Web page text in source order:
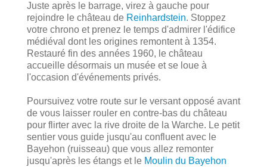
Juste après le barrage, virez à gauche pour
rejoindre le château de Reinhardstein. Stoppez
votre chrono et prenez le temps d'admirer l'édifice
médiéval dont les origines remontent à 1354.
Restauré fin des années 1960, le château
accueille désormais un musée et se loue à
l'occasion d'événements privés.
Poursuivez votre route sur le versant opposé avant
de vous laisser rouler en contre-bas du château
pour flirter avec la rive droite de la Warche. Le petit
sentier vous guide jusqu'au confluent avec le
Bayehon (ruisseau) que vous allez remonter
jusqu'après les étangs et le Moulin du Bayehon